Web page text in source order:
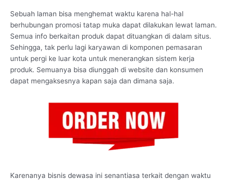
Sebuah laman bisa menghemat waktu karena hal-hal
berhubungan promosi tatap muka dapat dilakukan lewat laman.
Semua info berkaitan produk dapat dituangkan di dalam situs.
Sehingga, tak perlu lagi karyawan di komponen pemasaran
untuk pergi ke luar kota untuk menerangkan sistem kerja
produk. Semuanya bisa diunggah di website dan konsumen
dapat mengaksesnya kapan saja dan dimana saja.
Karenanya bisnis dewasa ini senantiasa terkait dengan waktu